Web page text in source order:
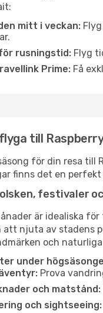
mitt i veckan:
rusningstid: Flyg
Prime: Få
till
för din resa till
finns det en
festivaler
är idealiska
njuta av stadens
och
under
Prova
och matstånd:
och sightseeing: